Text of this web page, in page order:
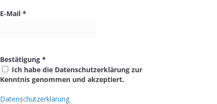
E-Mail *
Bestätigung *
Ich habe die Datenschutzerklärung zur
Kenntnis genommen und akzeptiert.
Datenschutzerklärung